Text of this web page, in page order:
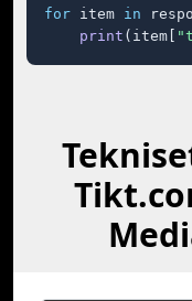
for item in
print (item[